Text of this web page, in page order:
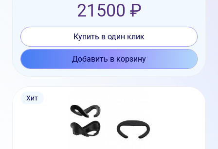
21500 ₽
Купить в один клик
Добавить в корзину
Хит